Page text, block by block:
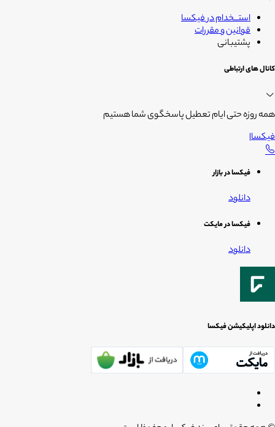
استــخدام در فیکسا
قوانین و مقررات
پشتیبانی
کانال های ارتباطی
همه روزه حتی ایام تعطیل پاسخگوی شما هستیم
فیکسا|
فیکسا در بازار
دانلود
فیکسا در مایکت
دانلود
دانلود اپلیکیشن فیکسا